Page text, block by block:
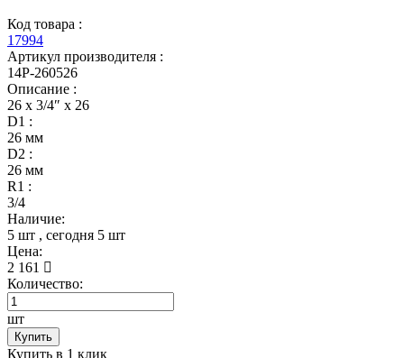
Код товара :
17994
Артикул производителя :
14P-260526
Описание :
26 x 3/4″ x 26
D1 :
26 мм
D2 :
26 мм
R1 :
3/4
Наличие:
5 шт , сегодня 5 шт
Цена:
2 161
Количество:
шт
Купить
Купить в 1 клик